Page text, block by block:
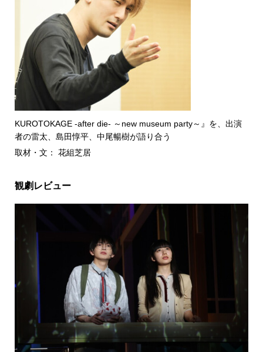
KUROTOKAGE -after die- ～new museum party～』を、出演
者の雷太、島田惇平、中尾暢樹が語り合う
取材・文： 花組芝居
観劇レビュー